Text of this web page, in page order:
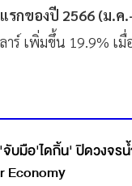
รกของปี 2566 (ม.
ร์ เพิ่มขึ้น 19.9% เ
บมือ'ไดกิ้น' ปิดวงจร
Economy